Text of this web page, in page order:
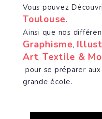
Vous pouvez
Toulouse.
Ainsi que nos
Graphisme,
Art, Textile &
pour se préparer
grande école.